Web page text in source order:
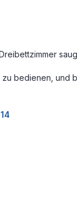
bedienen, und